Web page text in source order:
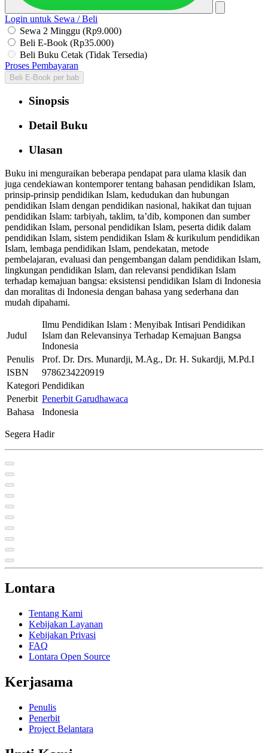
Login untuk Sewa / Beli
Sewa 2 Minggu (Rp9.000)
Beli E-Book (Rp35.000)
Beli Buku Cetak (Tidak Tersedia)
Proses Pembayaran
Beli E-Book per bab
Sinopsis
Detail Buku
Ulasan
Buku ini menguraikan beberapa pendapat para ulama klasik dan
juga cendekiawan kontemporer tentang bahasan pendidikan Islam,
prinsip-prinsip pendidikan Islam, kedudukan dan hubungan
pendidikan Islam dengan pendidikan nasional, hakikat dan tujuan
pendidikan Islam: tarbiyah, taklim, ta’dib, komponen dan sumber
pendidikan Islam, personal pendidikan Islam, peserta didik dalam
pendidikan Islam, sistem pendidikan Islam & kurikulum pendidikan
Islam, lembaga pendidikan Islam, pendekatan, metode
pembelajaran, evaluasi dan pengembangan dalam pendidikan Islam,
lingkungan pendidikan Islam, dan relevansi pendidikan Islam
terhadap kemajuan bangsa: eksistensi pendidikan Islam di Indonesia
dan moralitas di Indonesia dengan bahasa yang sederhana dan
mudah dipahami.
Judul
Ilmu Pendidikan Islam : Menyibak Intisari Pendidikan
Islam dan Relevansinya Terhadap Kemajuan Bangsa
Indonesia
Penulis
Prof. Dr. Drs. Munardji, M.Ag., Dr. H. Sukardji, M.Pd.I
ISBN
9786234220919
Kategori Pendidikan
Penerbit Penerbit Garudhawaca
Bahasa
Indonesia
Segera Hadir
Lontara
Tentang Kami
Kebijakan Layanan
Kebijakan Privasi
FAQ
Lontara Open Source
Kerjasama
Penulis
Penerbit
Project Belantara